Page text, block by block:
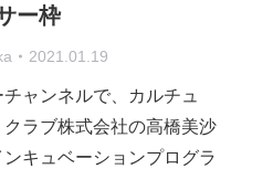
ー枠
2021.01.19
ャンネルで、カルチュ
ラブ株式会社の高橋美沙
キュベーションプログラ